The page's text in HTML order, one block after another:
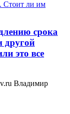
срока
другой
это все
Владимир